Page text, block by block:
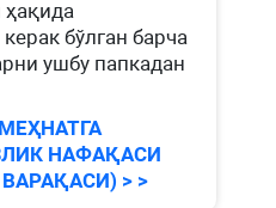
ҳақида
бўлган барча
ушбу папкадан
НАФАҚАСИ
> >